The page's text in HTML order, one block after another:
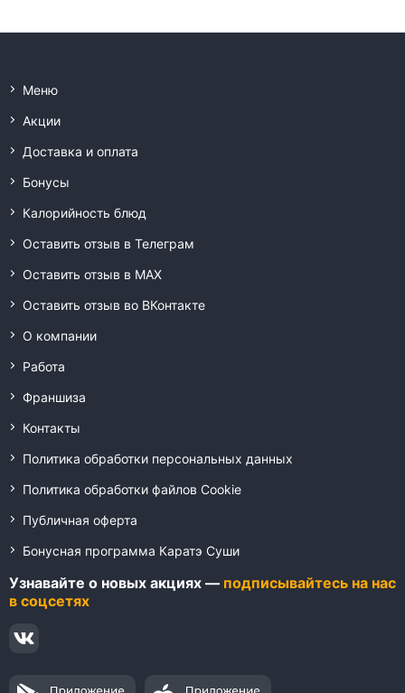
Меню
Акции
Доставка и оплата
Бонусы
Калорийность блюд
Оставить отзыв в Телеграм
Оставить отзыв в MAX
Оставить отзыв во ВКонтакте
О компании
Работа
Франшиза
Контакты
Политика обработки персональных данных
Политика обработки файлов Cookie
Публичная оферта
Бонусная программа Каратэ Суши
Узнавайте о новых акциях — подписывайтесь на нас
в соцсетях